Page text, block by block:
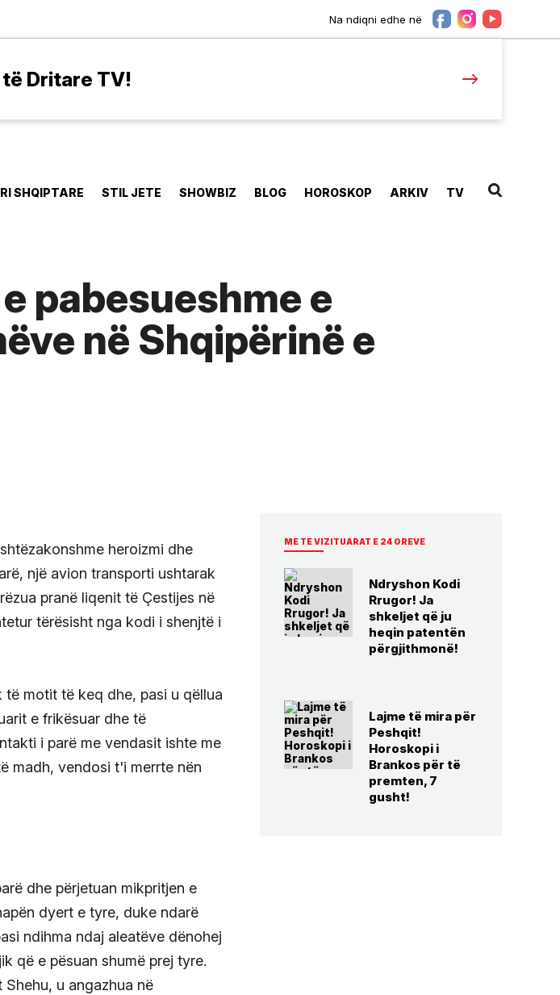
Na ndiqni edhe në
të Dritare TV!
SHQIPTARE STIL JETE SHOWBIZ BLOG HOROSKOP ARKIV TV
pabesueshme e
në Shqipërinë e
heroizmi dhe
një avion transporti ushtarak
pranë liqenit të Çestijes në
tërësisht nga kodi i shenjtë i
të motit të keq dhe, pasi u qëllua
e frikësuar dhe të
i parë me vendasit ishte me
madh, vendosi t'i merrte nën
dhe përjetuan mikpritjen e
dyert e tyre, duke ndarë
ndihma ndaj aleatëve dënohej
që e pësuan shumë prej tyre.
u angazhua në
ME TE VIZITUARAT E 24 OREVE
Ndryshon Kodi
Rrugor! Ja
shkeljet që ju
heqin patentën
përgjithmonë!
Lajme të mira për
Peshqit!
Horoskopi i
Brankos për të
premten, 7
gusht!